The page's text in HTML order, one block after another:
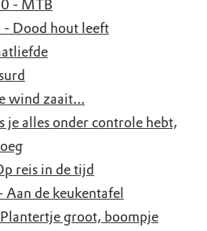
- MTB
Dood hout leeft
wind zaait...
alles onder controle hebt,
reis in de tijd
de keukentafel
groot, boompje